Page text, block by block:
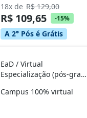
18x de R$ 129,00
R$ 109,65 -15%
A 2° Pós é Grátis
EaD / Virtual
Especialização (pós-graduação)
Campus 100% virtual